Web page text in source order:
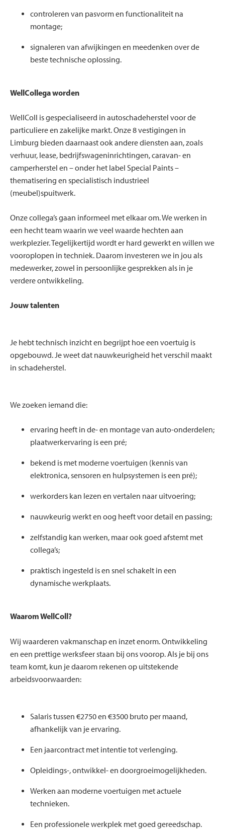
controleren van pasvorm en functionaliteit na
montage;
signaleren van afwijkingen en meedenken over de
beste technische oplossing.
WellCollega worden
WellColl is gespecialiseerd in autoschadeherstel voor de
particuliere en zakelijke markt. Onze 8 vestigingen in
Limburg bieden daarnaast ook andere diensten aan, zoals
verhuur, lease, bedrijfswageninrichtingen, caravan- en
camperherstel en – onder het label Special Paints –
thematisering en specialistisch industrieel
(meubel)spuitwerk.
Onze collega’s gaan informeel met elkaar om. We werken in
een hecht team waarin we veel waarde hechten aan
werkplezier. Tegelijkertijd wordt er hard gewerkt en willen we
vooroplopen in techniek. Daarom investeren we in jou als
medewerker, zowel in persoonlijke gesprekken als in je
verdere ontwikkeling.
Jouw talenten
Je hebt technisch inzicht en begrijpt hoe een voertuig is
opgebouwd. Je weet dat nauwkeurigheid het verschil maakt
in schadeherstel.
We zoeken iemand die:
ervaring heeft in de- en montage van auto-onderdelen;
plaatwerkervaring is een pré;
bekend is met moderne voertuigen (kennis van
elektronica, sensoren en hulpsystemen is een pré);
werkorders kan lezen en vertalen naar uitvoering;
nauwkeurig werkt en oog heeft voor detail en passing;
zelfstandig kan werken, maar ook goed afstemt met
collega’s;
praktisch ingesteld is en snel schakelt in een
dynamische werkplaats.
Waarom WellColl?
Wij waarderen vakmanschap en inzet enorm. Ontwikkeling
en een prettige werksfeer staan bij ons voorop. Als je bij ons
team komt, kun je daarom rekenen op uitstekende
arbeidsvoorwaarden:
Salaris tussen €2750 en €3500 bruto per maand,
afhankelijk van je ervaring.
Een jaarcontract met intentie tot verlenging.
Opleidings-, ontwikkel- en doorgroeimogelijkheden.
Werken aan moderne voertuigen met actuele
technieken.
Een professionele werkplek met goed gereedschap.